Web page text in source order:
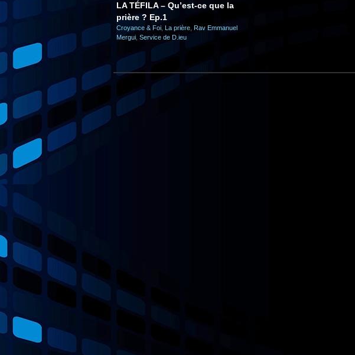
LA TÉFILA – Qu’est-ce que la
prière ? Ep.1
Croyance & Foi La prière Rav Emmanuel
Mergui Service de D.ieu